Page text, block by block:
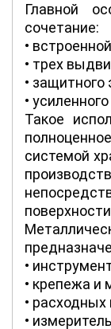
Главной
сочетание:
•
• трех
• защитного
•
Такое
системой
•
• крепежа и
•
•